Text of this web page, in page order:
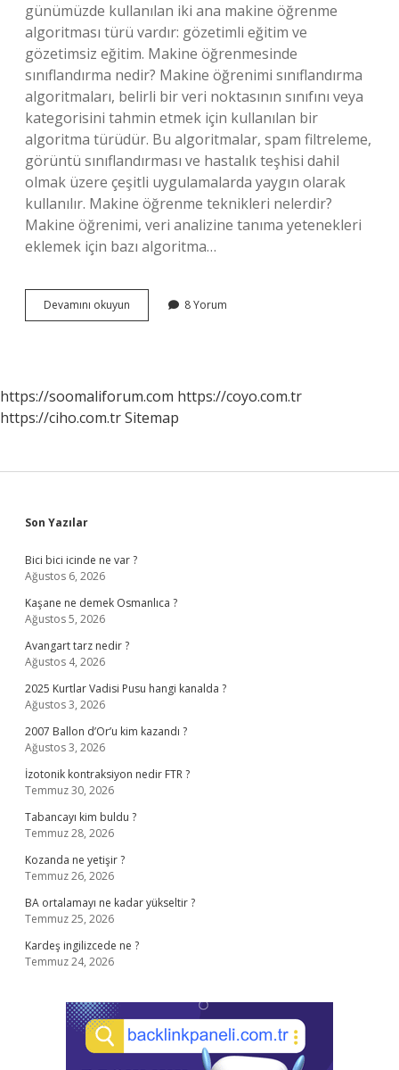
günümüzde kullanılan iki ana makine öğrenme
algoritması türü vardır: gözetimli eğitim ve
gözetimsiz eğitim. Makine öğrenmesinde
sınıflandırma nedir? Makine öğrenimi sınıflandırma
algoritmaları, belirli bir veri noktasının sınıfını veya
kategorisini tahmin etmek için kullanılan bir
algoritma türüdür. Bu algoritmalar, spam filtreleme,
görüntü sınıflandırması ve hastalık teşhisi dahil
olmak üzere çeşitli uygulamalarda yaygın olarak
kullanılır. Makine öğrenme teknikleri nelerdir?
Makine öğrenimi, veri analizine tanıma yetenekleri
eklemek için bazı algoritma…
Devamını okuyun
Öğrenmesi
8 Yorum
https://soomaliforum.com https://coyo.com.tr
https://ciho.com.trSitemap
Sidebar
Son Yazılar
Bici bici icinde ne var ?
Ağustos 6, 2026
Kaşane ne demek Osmanlıca ?
Ağustos 5, 2026
Avangart tarz nedir ?
Ağustos 4, 2026
2025 Kurtlar Vadisi Pusu hangi kanalda ?
Ağustos 3, 2026
2007 Ballon d’Or’u kim kazandı ?
Ağustos 3, 2026
İzotonik kontraksiyon nedir FTR ?
Temmuz 30, 2026
Tabancayı kim buldu ?
Temmuz 28, 2026
Kozanda ne yetişir ?
Temmuz 26, 2026
BA ortalamayı ne kadar yükseltir ?
Temmuz 25, 2026
Kardeş ingilizcede ne ?
Temmuz 24, 2026